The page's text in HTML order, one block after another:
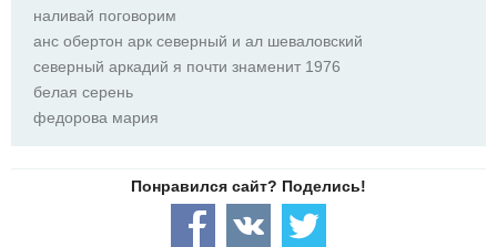
наливай поговорим
анс обертон арк северный и ал шеваловский
северный аркадий я почти знаменит 1976
белая серень
федорова мария